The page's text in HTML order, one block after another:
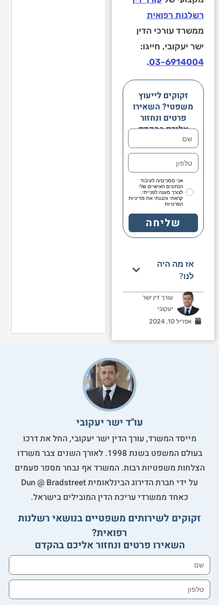
רשלנות רפואית
ממשרד עורכי הדין
ישר יעקובי, חייגו:
03-6914004
.
זקוקים לייעוץ
משפטי? השאירו
פרטים ונחזור
אליכם בהקדם
אני מסכים/ה לעיבוד
הנתונים האישיים שלי
לצורך מענה לפנייתי.
קראתי והבנתי את מדיניות
הפרטיות
שליחה
אז מה היה
לנו?
עורך דין ישר
יעקובי
אפריל 10, 2024
עו"ד ישר יעקובי
מייסד המשרד, עורך הדין ישר יעקובי, החל את דרכו
בעולם המשפט בשנת 1998. לאורך השנים צבר משרדו
הצלחות משפטיות רבות. המשרד אף נבחר מספר פעמים
על ידי חברת הדירוג הבינלאומית Dun @ Bradstreet
כאחד ממשרדי עריכת הדין המובילים בישראל.
זקוקים לשירותים משפטיים בנושאי רשלנות
רפואית?
השאירו פרטים ונחזור אליכם בהקדם